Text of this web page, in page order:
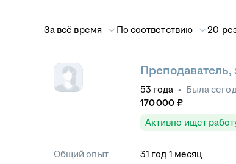
За всё время По соответствию 20
53 года • Была
170 000 ₽
Активно ищет
Общий опыт 31 год 1 месяц